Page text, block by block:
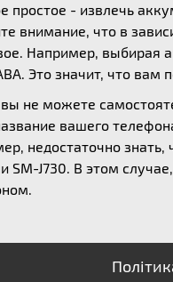
простое - извлечь
внимание, что в
Например, выбирая
Это значит, что вам
вы не можете
вашего
недостаточно
SM-J730. В этом